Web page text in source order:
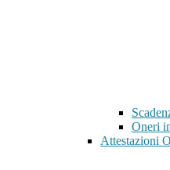
Oneri
Attestazioni